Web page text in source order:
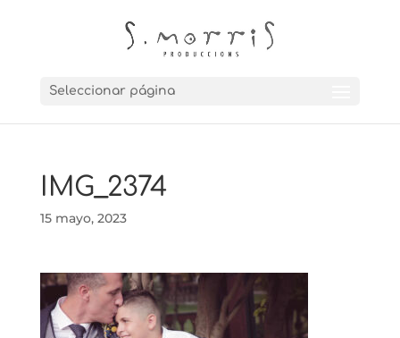
Seleccionar página
IMG_2374
15 mayo, 2023